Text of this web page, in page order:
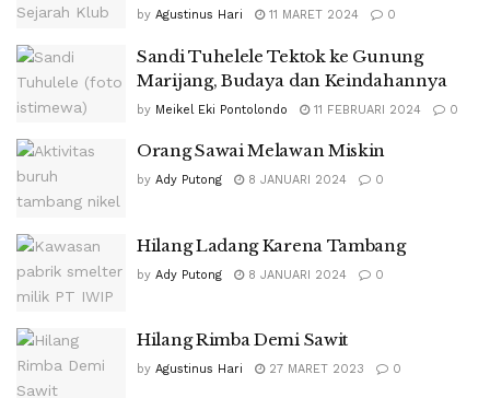
by Agustinus Hari 11 MARET 2024 0
Sandi Tuhelele Tektok ke Gunung
Marijang, Budaya dan Keindahannya
by Meikel Eki Pontolondo 11 FEBRUARI 2024 0
Orang Sawai Melawan Miskin
by Ady Putong 8 JANUARI 2024 0
Hilang Ladang Karena Tambang
by Ady Putong 8 JANUARI 2024 0
Hilang Rimba Demi Sawit
by Agustinus Hari 27 MARET 2023 0